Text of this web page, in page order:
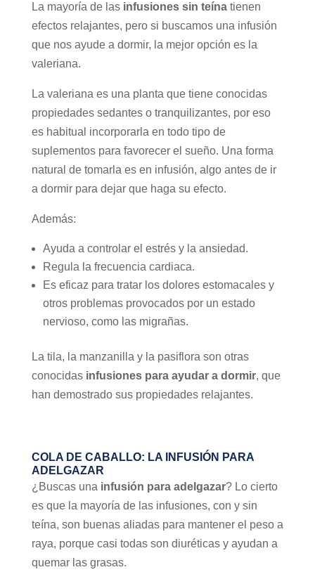
La mayoría de las infusiones sin teínatienen
efectos relajantes, pero si buscamos una infusión
que nos ayude a dormir, la mejor opción es la
valeriana.
La valeriana es una planta que tiene conocidas
propiedades sedantes o tranquilizantes, por eso
es habitual incorporarla en todo tipo de
suplementos para favorecer el sueño. Una forma
natural de tomarla es en infusión, algo antes de ir
a dormir para dejar que haga su efecto.
Además:
Ayuda a controlar el estrés y la ansiedad.
Regula la frecuencia cardiaca.
Es eficaz para tratar los dolores estomacales y
otros problemas provocados por un estado
nervioso, como las migrañas.
La tila, la manzanilla y la pasiflora son otras
conocidas infusiones para ayudar a dormir, que
han demostrado sus propiedades relajantes.
COLA DE CABALLO: LA INFUSIÓN PARA
ADELGAZAR
¿Buscas una infusión para adelgazar? Lo cierto
es que la mayoría de las infusiones, con y sin
teína, son buenas aliadas para mantener el peso a
raya, porque casi todas son diuréticas y ayudan a
quemar las grasas.